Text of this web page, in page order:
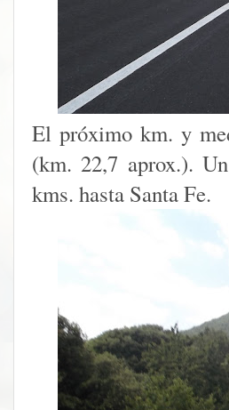
El próximo km. y
(km. 22,7 aprox.).
kms. hasta Santa Fe.